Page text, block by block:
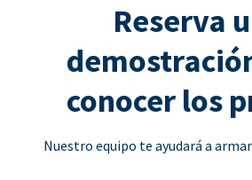
Reserva
conocer los
Nuestro equipo te ayudará a